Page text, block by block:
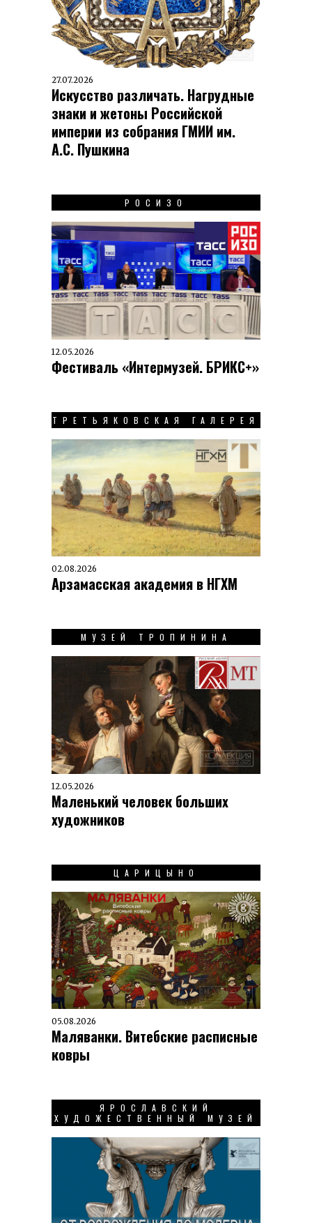
27.07.2026
Искусство различать. Нагрудные
знаки и жетоны Российской
империи из собрания ГМИИ им.
А.С. Пушкина
РОСИЗО
12.05.2026
Фестиваль «Интермузей. БРИКС+»
ТРЕТЬЯКОВСКАЯ ГАЛЕРЕЯ
02.08.2026
Арзамасская академия в НГХМ
МУЗЕЙ ТРОПИНИНА
12.05.2026
Маленький человек больших
художников
ЦАРИЦЫНО
05.08.2026
Маляванки. Витебские расписные
ковры
ЯРОСЛАВСКИЙ
ХУДОЖЕСТВЕННЫЙ МУЗЕЙ